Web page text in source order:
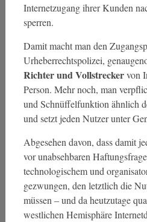
Internetzugang ihrer Kunden
sperren.
Damit macht man den
Urheberrechtspolizei,
Richter und Vollstreckervon
Person. Mehr noch, man
und Schnüffelfunktion ähnlich
und setzt jeden Nutzer unter
Abgesehen davon, dass damit
vor unabsehbaren
technologischem und
gezwungen, den letztlich die
müssen – und da heutzutage
westlichen Hemisphäre